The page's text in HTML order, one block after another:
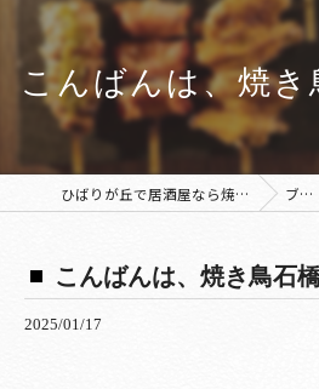
こんばんは、焼き
ひばりが丘で居酒屋なら焼き鳥 石橋 ブログ
こんばんは、焼き鳥石
2025/01/17